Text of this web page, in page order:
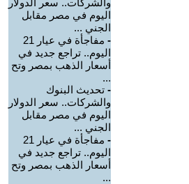
والشركات.. سعر الدولار
اليوم في مصر مقابل
الجني ...
-
مفاجأة في عيار 21
اليوم.. تراجع جديد في
أسعار الذهب بمصر وتح
...
- تحديث البنوك
والشركات.. سعر الدولار
اليوم في مصر مقابل
الجني ...
-
مفاجأة في عيار 21
اليوم.. تراجع جديد في
أسعار الذهب بمصر وتح
...